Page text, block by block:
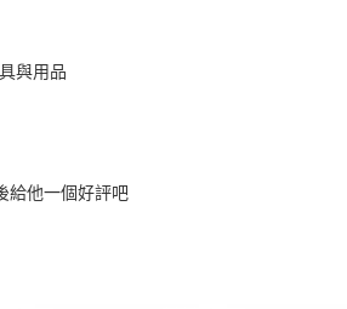
與用品
給他一個好評吧